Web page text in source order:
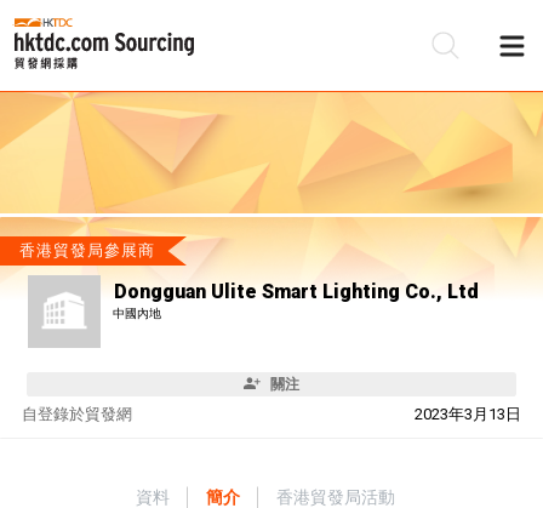
香港貿發局參展商
Dongguan Ulite Smart Lighting Co., Ltd
中國內地
關注
自 2023年3月13日
登錄於貿發網
資料 簡介 香港貿發局活動